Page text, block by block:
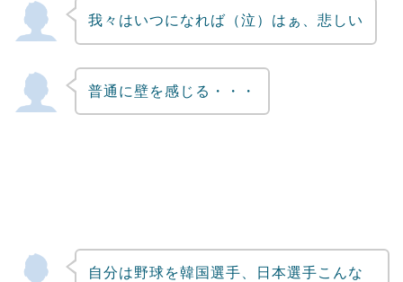
我々はいつになれば（泣）はぁ、悲しい
普通に壁を感じる・・・
自分は野球を韓国選手、日本選手こんな